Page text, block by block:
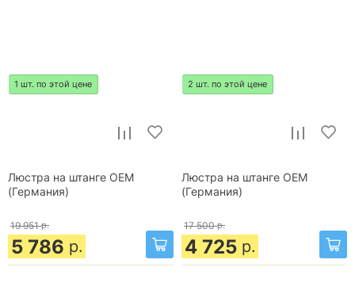
1 шт. по этой цене
Люстра на штанге OEM
(Германия)
19 951 р.
5 786 р.
2 шт. по этой цене
Люстра на штанге OEM
(Германия)
17 500 р.
4 725 р.